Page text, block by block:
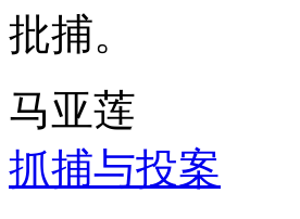
批捕。
马亚莲
抓捕与投案